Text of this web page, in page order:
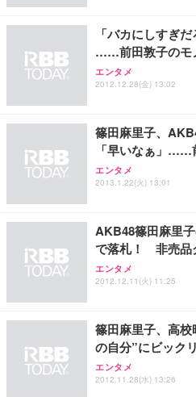
Sezlife オフィスチェ
ワーク チェア 強化
ョン PCチェア 通気
務用 おしゃれ パソ
￥7,680
Sezlife オフィスチェ
ワーク チェア 強化
ョン PCチェア 通気
務用 おしゃれ パソコ
ANDWINT オフィス
ッシュ 通気性 ラン
ス圧無段階昇降 360
￥109,572
【純正品】27"ゲー
フック付き（CFI-
【整備済み品】Dell
ー フルHD（
【MiniLED/
HOOTER Gaming
グモニター QD 24.5
ネオ・ルーライフ ネ
Smart Basic(スマー
限定】 Smart Basic
アイリスオーヤマ ペ
ュラー 200枚入【
「バカにしすぎ
……前田敦子のモ
エンタメ
2012.12.28(金) 13:02
篠田麻里子、
「早いなぁ」……
エンタメ
2013.1.22(火) 13:01
AKB48篠田麻里
で落札！ 非売品
エンタメ
2012.12.11(火) 11:25
篠田麻里子、高
の自分”にビック
エンタメ
2012.11.28(水) 13:26